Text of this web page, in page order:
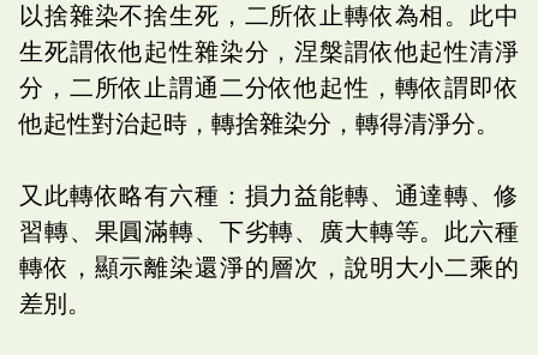
以捨雜染不捨生死，二所依止轉依為相。此中
生死謂依他起性雜染分，涅槃謂依他起性清淨
分，二所依止謂通二分依他起性，轉依謂即依
他起性對治起時，轉捨雜染分，轉得清淨分。
又此轉依略有六種：損力益能轉、通達轉、修
習轉、果圓滿轉、下劣轉、廣大轉等。此六種
轉依，顯示離染還淨的層次，說明大小二乘的
差別。